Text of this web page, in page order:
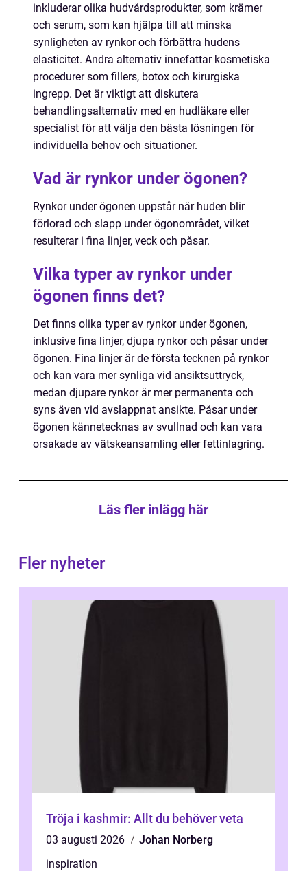
inkluderar olika hudvårdsprodukter, som krämer
och serum, som kan hjälpa till att minska
synligheten av rynkor och förbättra hudens
elasticitet. Andra alternativ innefattar kosmetiska
procedurer som fillers, botox och kirurgiska
ingrepp. Det är viktigt att diskutera
behandlingsalternativ med en hudläkare eller
specialist för att välja den bästa lösningen för
individuella behov och situationer.
Vad är rynkor under ögonen?
Rynkor under ögonen uppstår när huden blir
förlorad och slapp under ögonområdet, vilket
resulterar i fina linjer, veck och påsar.
Vilka typer av rynkor under
ögonen finns det?
Det finns olika typer av rynkor under ögonen,
inklusive fina linjer, djupa rynkor och påsar under
ögonen. Fina linjer är de första tecknen på rynkor
och kan vara mer synliga vid ansiktsuttryck,
medan djupare rynkor är mer permanenta och
syns även vid avslappnat ansikte. Påsar under
ögonen kännetecknas av svullnad och kan vara
orsakade av vätskeansamling eller fettinlagring.
Läs fler inlägg här
Fler nyheter
Tröja i kashmir: Allt du behöver veta
03 augusti 2026
Johan Norberg
inspiration